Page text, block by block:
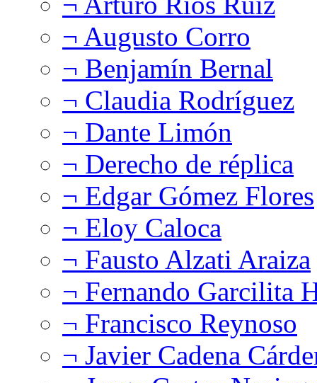
¬ Augusto Corro
¬ Benjamín Bernal
¬ Claudia Rodríguez
¬ Dante Limón
¬ Derecho de réplica
¬ Edgar Gómez Flores
¬ Eloy Caloca
¬ Fausto Alzati Araiza
¬ Fernando Garcilita
¬ Francisco Reynoso
¬ Javier Cadena